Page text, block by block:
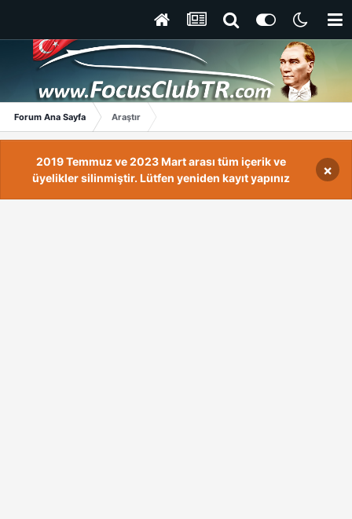
Forum Ana Sayfa Araştır
2019 Temmuz ve 2023 Mart arası tüm içerik ve
üyelikler silinmiştir. Lütfen yeniden kayıt yapınız
×